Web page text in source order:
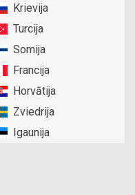
Krievija
Turcija
Somija
Francija
Horvātija
Zviedrija
Igaunija